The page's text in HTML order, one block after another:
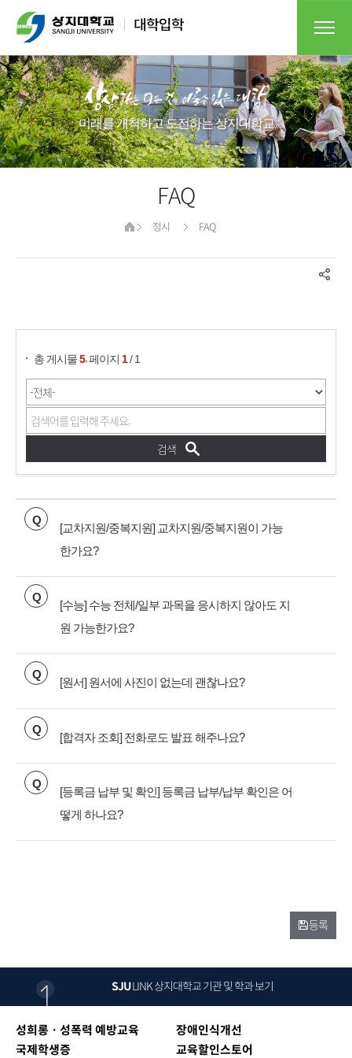
미래를 개척하고 도전하는 상지대학교​
FAQ
정시 FAQ
총 게시물5,페이지 1/ 1
Q
[교차지원/중복지원] 교차지원/중복지원이 가능
한가요?
Q
[수능] 수능 전체/일부 과목을 응시하지 않아도 지
원 가능한가요?
Q
[원서] 원서에 사진이 없는데 괜찮나요?
Q
[합격자 조회] 전화로도 발표 해주나요?
Q
[등록금 납부 및 확인] 등록금 납부/납부 확인은 어
떻게 하나요?
등록
SJULINK상지대학교 기관 및 학과 보기
성희롱ㆍ성폭력 예방교육
장애인식개선
국제학생증
교육할인스토어